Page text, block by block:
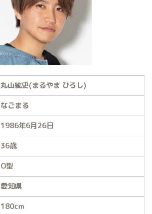
丸山紘史(まるやま ひろし)
なごまる
1986年6月26日
36歳
O型
愛知県
180cm